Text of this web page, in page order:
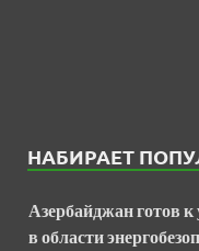
НАБИРАЕТ
Азербайджан готов
в области